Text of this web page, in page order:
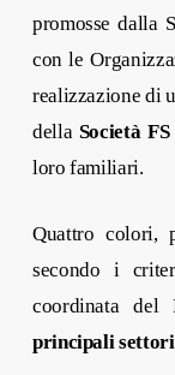
promosse dalla
con le
realizzazione di
della Società FS
loro familiari.
Quattro colori,
secondo i
coordinata
principali